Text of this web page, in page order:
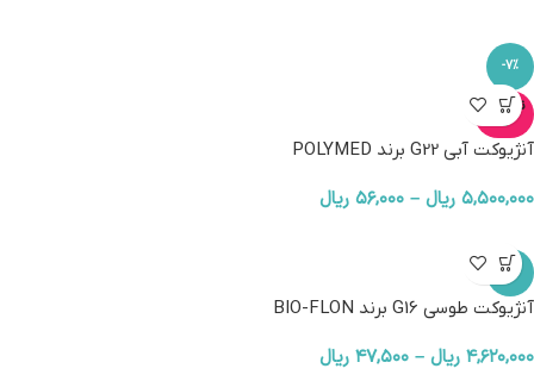
-7%
ناموجو
د
آنژیوکت آبی G22 برند POLYMED
۵,۵۰۰,۰۰۰ ریال – ۵۶,۰۰۰ ریال
-5%
آنژیوکت طوسی G16 برند BIO-FLON
۴,۶۲۰,۰۰۰ ریال – ۴۷,۵۰۰ ریال